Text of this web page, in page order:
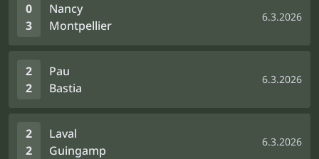
0
3
Nancy
Montpellier
6.3.2026
2
2
Pau
Bastia
6.3.2026
2
2
Laval
Guingamp
6.3.2026